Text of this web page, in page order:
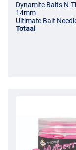
Dynamite Baits N-
14mm
Ultimate Bait
Totaal